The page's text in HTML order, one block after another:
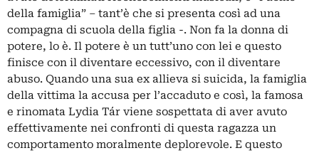
della famiglia” – tant’è che si presenta così ad una
compagna di scuola della figlia -. Non fa la donna di
potere, lo è. Il potere è un tutt’uno con lei e questo
finisce con il diventare eccessivo, con il diventare
abuso. Quando una sua ex allieva si suicida, la famiglia
della vittima la accusa per l’accaduto e così, la famosa
e rinomata Lydia Tár viene sospettata di aver avuto
effettivamente nei confronti di questa ragazza un
comportamento moralmente deplorevole. E questo